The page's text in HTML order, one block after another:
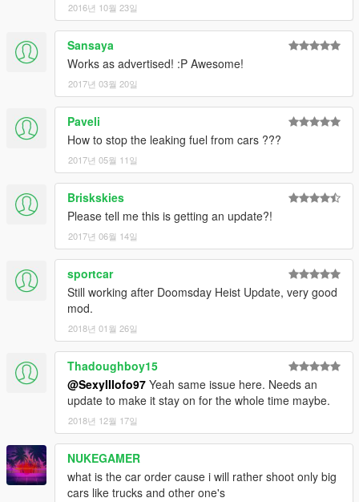
2016년 10월 23일
Sansaya
Works as advertised! :P Awesome!
2017년 03월 20일
Paveli
How to stop the leaking fuel from cars ???
2017년 05월 11일
Briskskies
Please tell me this is getting an update?!
2017년 06월 14일
sportcar
Still working after Doomsday Heist Update, very good
mod.
2018년 01월 26일
Thadoughboy15
@SexyIIIofo97 Yeah same issue here. Needs an
update to make it stay on for the whole time maybe.
2018년 12월 17일
NUKEGAMER
what is the car order cause i will rather shoot only big
cars like trucks and other one's